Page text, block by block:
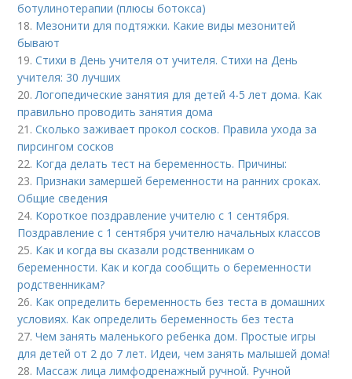
ботулинотерапии (плюсы ботокса)
18. Мезонити для подтяжки. Какие виды мезонитей
бывают
19.Стихи в День учителя от учителя. Стихи на День
учителя: 30 лучших
20.Логопедические занятия для детей 4-5 лет дома. Как
правильно проводить занятия дома
21.Сколько заживает прокол сосков. Правила ухода за
пирсингом сосков
22. Когда делать тест на беременность. Причины:
23. Признаки замершей беременности на ранних сроках.
Общие сведения
24. Короткое поздравление учителю с 1 сентября.
Поздравление с 1 сентября учителю начальных классов
25. Как и когда вы сказали родственникам о
беременности. Как и когда сообщить о беременности
родственникам?
26. Как определить беременность без теста в домашних
условиях. Как определить беременность без теста
27.Чем занять маленького ребенка дом. Простые игры
для детей от 2 до 7 лет. Идеи, чем занять малышей дома!
28. Массаж лица лимфодренажный ручной. Ручной